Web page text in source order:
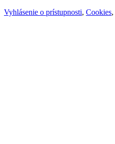
Vyhlásenie o prístupnosti, Cookies,